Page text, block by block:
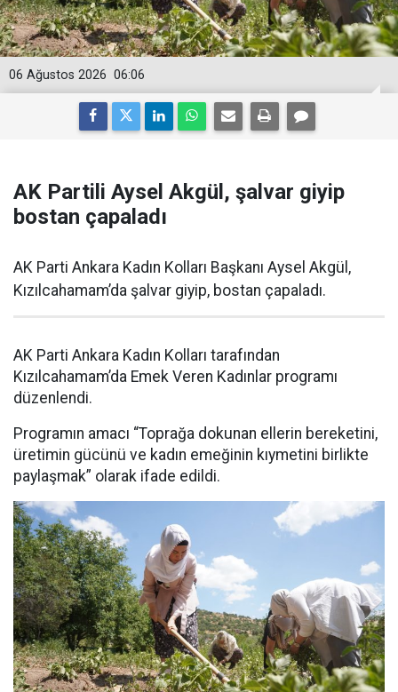
06:06
06 Ağustos 2026
AK Partili Aysel Akgül, şalvar giyip
bostan çapaladı
AK Parti Ankara Kadın Kolları Başkanı Aysel Akgül,
Kızılcahamam’da şalvar giyip, bostan çapaladı.
AK Parti Ankara Kadın Kolları tarafından
Kızılcahamam’da Emek Veren Kadınlar programı
düzenlendi.
Programın amacı “Toprağa dokunan ellerin bereketini,
üretimin gücünü ve kadın emeğinin kıymetini birlikte
paylaşmak” olarak ifade edildi.